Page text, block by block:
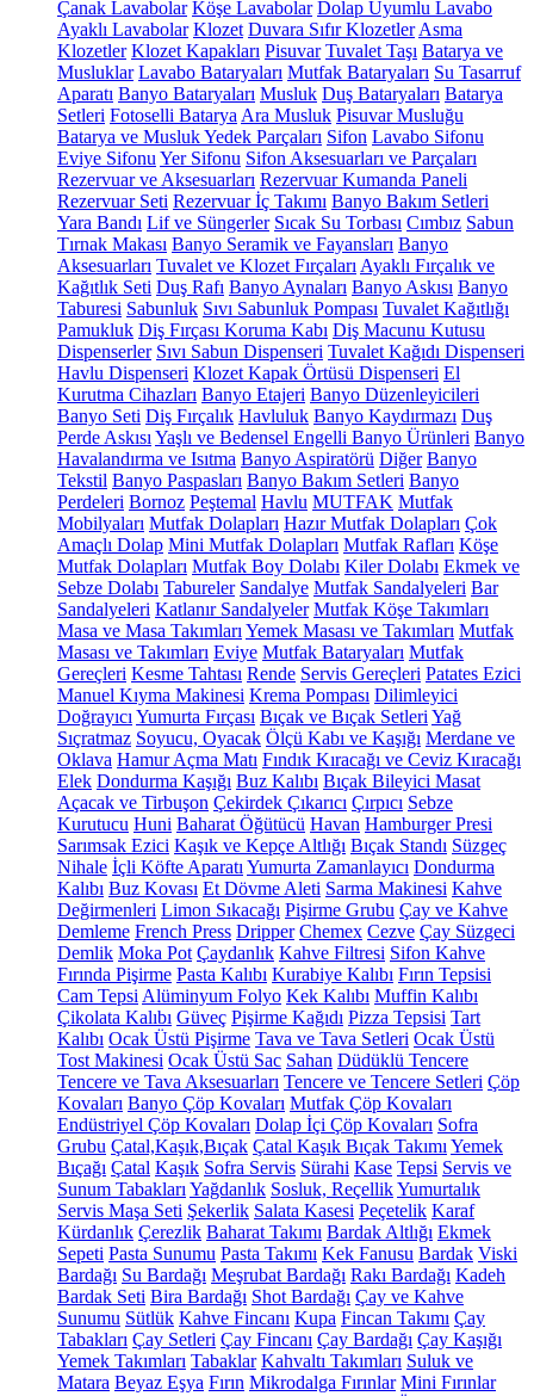
Çanak Lavabolar Köşe Lavabolar Dolap Uyumlu Lavabo
Ayaklı Lavabolar Klozet Duvara Sıfır Klozetler Asma
Klozetler Klozet Kapakları Pisuvar Tuvalet Taşı Batarya ve
Musluklar Lavabo Bataryaları Mutfak Bataryaları Su Tasarruf
Aparatı Banyo Bataryaları Musluk Duş Bataryaları Batarya
Setleri Fotoselli Batarya Ara Musluk Pisuvar Musluğu
Batarya ve Musluk Yedek Parçaları Sifon Lavabo Sifonu
Eviye Sifonu Yer Sifonu Sifon Aksesuarları ve Parçaları
Rezervuar ve Aksesuarları Rezervuar Kumanda Paneli
Rezervuar Seti Rezervuar İç Takımı Banyo Bakım Setleri
Yara Bandı Lif ve Süngerler Sıcak Su Torbası Cımbız Sabun
Tırnak Makası Banyo Seramik ve Fayansları Banyo
Aksesuarları Tuvalet ve Klozet Fırçaları Ayaklı Fırçalık ve
Kağıtlık Seti Duş Rafı Banyo Aynaları Banyo Askısı Banyo
Taburesi Sabunluk Sıvı Sabunluk Pompası Tuvalet Kağıtlığı
Pamukluk Diş Fırçası Koruma Kabı Diş Macunu Kutusu
Dispenserler Sıvı Sabun Dispenseri Tuvalet Kağıdı Dispenseri
Havlu Dispenseri Klozet Kapak Örtüsü Dispenseri El
Kurutma Cihazları Banyo Etajeri Banyo Düzenleyicileri
Banyo Seti Diş Fırçalık Havluluk Banyo Kaydırmazı Duş
Perde Askısı Yaşlı ve Bedensel Engelli Banyo Ürünleri Banyo
Havalandırma ve Isıtma Banyo Aspiratörü Diğer Banyo
Tekstil Banyo Paspasları Banyo Bakım Setleri Banyo
Perdeleri Bornoz Peştemal Havlu MUTFAK Mutfak
Mobilyaları Mutfak Dolapları Hazır Mutfak Dolapları Çok
Amaçlı Dolap Mini Mutfak Dolapları Mutfak Rafları Köşe
Mutfak Dolapları Mutfak Boy Dolabı Kiler Dolabı Ekmek ve
Sebze Dolabı Tabureler Sandalye Mutfak Sandalyeleri Bar
Sandalyeleri Katlanır Sandalyeler Mutfak Köşe Takımları
Masa ve Masa Takımları Yemek Masası ve Takımları Mutfak
Masası ve Takımları Eviye Mutfak Bataryaları Mutfak
Gereçleri Kesme Tahtası Rende Servis Gereçleri Patates Ezici
Manuel Kıyma Makinesi Krema Pompası Dilimleyici
Doğrayıcı Yumurta Fırçası Bıçak ve Bıçak Setleri Yağ
Sıçratmaz Soyucu, Oyacak Ölçü Kabı ve Kaşığı Merdane ve
Oklava Hamur Açma Matı Fındık Kıracağı ve Ceviz Kıracağı
Elek Dondurma Kaşığı Buz Kalıbı Bıçak Bileyici Masat
Açacak ve Tirbuşon Çekirdek Çıkarıcı Çırpıcı Sebze
Kurutucu Huni Baharat Öğütücü Havan Hamburger Presi
Sarımsak Ezici Kaşık ve Kepçe Altlığı Bıçak Standı Süzgeç
Nihale İçli Köfte Aparatı Yumurta Zamanlayıcı Dondurma
Kalıbı Buz Kovası Et Dövme Aleti Sarma Makinesi Kahve
Değirmenleri Limon Sıkacağı Pişirme Grubu Çay ve Kahve
Demleme French Press Dripper Chemex Cezve Çay Süzgeci
Demlik Moka Pot Çaydanlık Kahve Filtresi Sifon Kahve
Fırında Pişirme Pasta Kalıbı Kurabiye Kalıbı Fırın Tepsisi
Cam Tepsi Alüminyum Folyo Kek Kalıbı Muffin Kalıbı
Çikolata Kalıbı Güveç Pişirme Kağıdı Pizza Tepsisi Tart
Kalıbı Ocak Üstü Pişirme Tava ve Tava Setleri Ocak Üstü
Tost Makinesi Ocak Üstü Sac Sahan Düdüklü Tencere
Tencere ve Tava Aksesuarları Tencere ve Tencere Setleri Çöp
Kovaları Banyo Çöp Kovaları Mutfak Çöp Kovaları
Endüstriyel Çöp Kovaları Dolap İçi Çöp Kovaları Sofra
Grubu Çatal,Kaşık,Bıçak Çatal Kaşık Bıçak Takımı Yemek
Bıçağı Çatal Kaşık Sofra Servis Sürahi Kase Tepsi Servis ve
Sunum Tabakları Yağdanlık Sosluk, ReçellikYumurtalık
Servis Maşa Seti Şekerlik Salata Kasesi Peçetelik Karaf
Kürdanlık Çerezlik Baharat Takımı Bardak Altlığı Ekmek
Sepeti Pasta Sunumu Pasta Takımı Kek Fanusu Bardak Viski
Bardağı Su Bardağı Meşrubat Bardağı Rakı Bardağı Kadeh
Bardak Seti Bira Bardağı Shot Bardağı Çay ve Kahve
Sunumu Sütlük Kahve Fincanı Kupa Fincan Takımı Çay
Tabakları Çay Setleri Çay Fincanı Çay Bardağı Çay Kaşığı
Yemek Takımları Tabaklar Kahvaltı Takımları Suluk ve
Matara Beyaz Eşya Fırın Mikrodalga Fırınlar Mini Fırınlar